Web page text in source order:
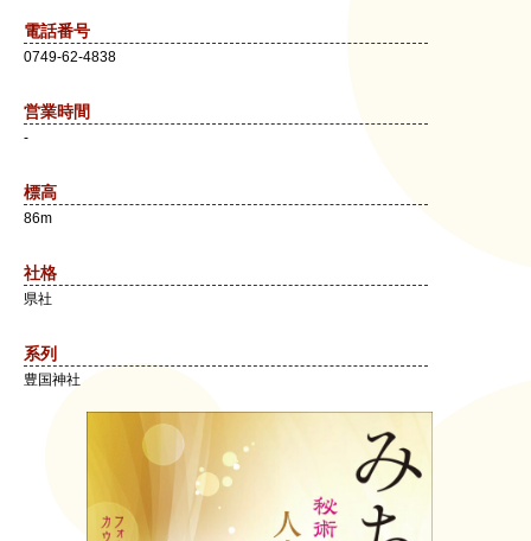
電話番号
0749-62-4838
営業時間
-
標高
86m
社格
県社
系列
豊国神社